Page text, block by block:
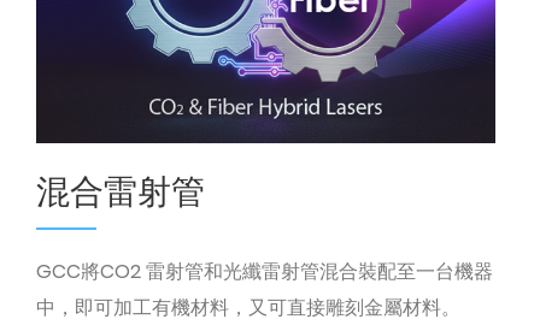
混合雷射管
GCC將CO2 雷射管和光纖雷射管混合裝配至一台機器
中，即可加工有機材料，又可直接雕刻金屬材料。